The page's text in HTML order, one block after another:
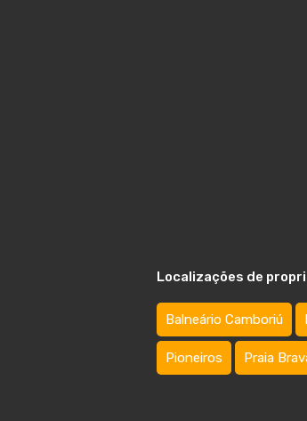
Localizações de
Balneário Camboriú
Pioneiros Praia